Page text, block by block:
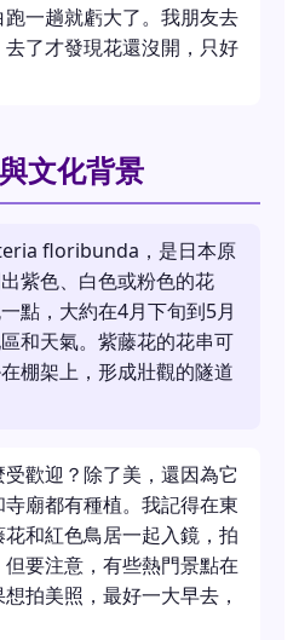
一趟就虧大了。我朋友去
了才發現花還沒開，只好
文化背景
floribunda，是日本原
紫色、白色或粉色的花
點，大約在4月下旬到5月
和天氣。紫藤花的花串可
棚架上，形成壯觀的隧道
歡迎？除了美，還因為它
廟都有種植。我記得在東
和紅色鳥居一起入鏡，拍
要注意，有些熱門景點在
拍美照，最好一大早去，